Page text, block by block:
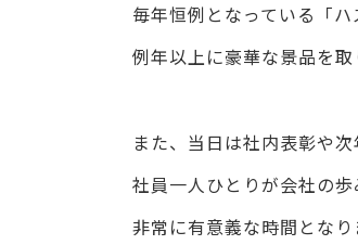
毎年恒例となっている「
例年以上に豪華な景品を
また、当日は社内表彰や
社員一人ひとりが会社の
非常に有意義な時間となり